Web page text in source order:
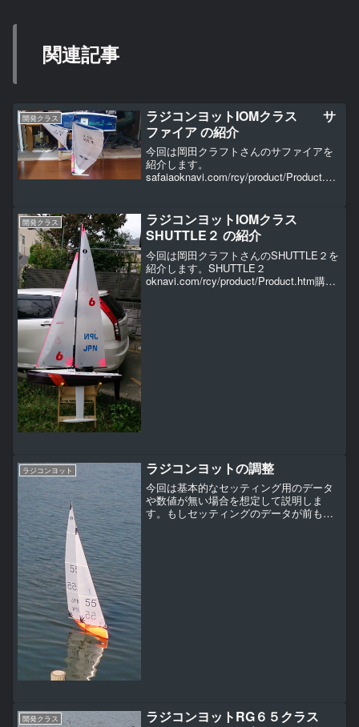
関連記事
開発クラス
ラジコンヨットIOMクラス サ
ファイア の紹介
今回は岡田クラフトさんのサファイアを
紹介します。
safaiaoknavi.com/rcy/product/Product.ht
優勝した船を譲っていただきました。私
にとっ...
開発クラス
ラジコンヨットIOMクラス
SHUTTLE２ の紹介
今回は岡田クラフトさんのSHUTTLE２を
紹介します。SHUTTLE２
oknavi.com/rcy/product/Product.htm購入
ラジコンヨット ラジコンヨットの調整
今回は基本的なセッティング用のデータ
や数値が無い場合を想定して説明しま
す。もしセッティングのデータが前もっ
開発クラス
ラジコンヨットRG６５クラス